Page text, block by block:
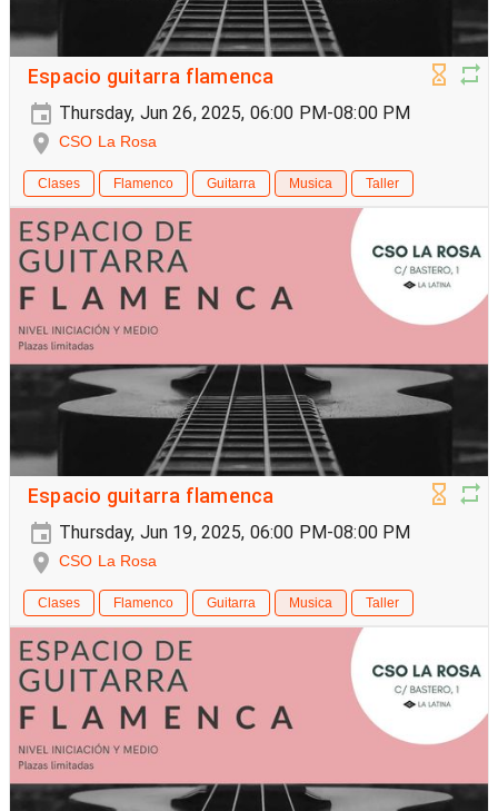
Espacio guitarra flamenca
Thursday, Jun 26, 2025, 06:00 PM-08:00 PM
CSO La Rosa
Clases Flamenco Guitarra Musica Taller
Espacio guitarra flamenca
Thursday, Jun 19, 2025, 06:00 PM-08:00 PM
CSO La Rosa
Clases Flamenco Guitarra Musica Taller